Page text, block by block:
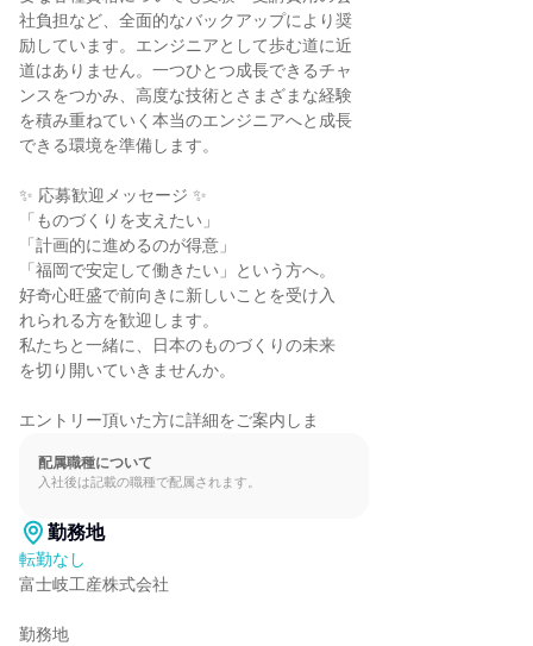
社負担など、全面的なバックアップにより奨
励しています。エンジニアとして歩む道に近
道はありません。一つひとつ成長できるチャ
ンスをつかみ、高度な技術とさまざまな経験
を積み重ねていく本当のエンジニアへと成長
できる環境を準備します。
✨ 応募歓迎メッセージ ✨
「ものづくりを支えたい」
「計画的に進めるのが得意」
「福岡で安定して働きたい」という方へ。
好奇心旺盛で前向きに新しいことを受け入
れられる方を歓迎します。
私たちと一緒に、日本のものづくりの未来
を切り開いていきませんか。
エントリー頂いた方に詳細をご案内しま
配属職種について
入社後は記載の職種で配属されます。
勤務地
転勤なし
富士岐工産株式会社
勤務地